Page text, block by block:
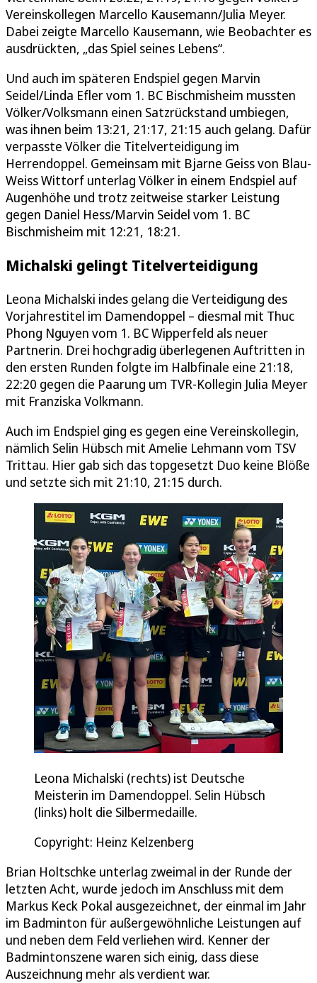
Vereinskollegen Marcello Kausemann/Julia Meyer.
Dabei zeigte Marcello Kausemann, wie Beobachter es
ausdrückten, „das Spiel seines Lebens“.
Und auch im späteren Endspiel gegen Marvin
Seidel/Linda Efler vom 1. BC Bischmisheim mussten
Völker/Volksmann einen Satzrückstand umbiegen,
was ihnen beim 13:21, 21:17, 21:15 auch gelang. Dafür
verpasste Völker die Titelverteidigung im
Herrendoppel. Gemeinsam mit Bjarne Geiss von Blau-
Weiss Wittorf unterlag Völker in einem Endspiel auf
Augenhöhe und trotz zeitweise starker Leistung
gegen Daniel Hess/Marvin Seidel vom 1. BC
Bischmisheim mit 12:21, 18:21.
Michalski gelingt Titelverteidigung
Leona Michalski indes gelang die Verteidigung des
Vorjahrestitel im Damendoppel – diesmal mit Thuc
Phong Nguyen vom 1. BC Wipperfeld als neuer
Partnerin. Drei hochgradig überlegenen Auftritten in
den ersten Runden folgte im Halbfinale eine 21:18,
22:20 gegen die Paarung um TVR-Kollegin Julia Meyer
mit Franziska Volkmann.
Auch im Endspiel ging es gegen eine Vereinskollegin,
nämlich Selin Hübsch mit Amelie Lehmann vom TSV
Trittau. Hier gab sich das topgesetzt Duo keine Blöße
und setzte sich mit 21:10, 21:15 durch.
Leona Michalski (rechts) ist Deutsche
Meisterin im Damendoppel. Selin Hübsch
(links) holt die Silbermedaille.
Copyright: Heinz Kelzenberg
Brian Holtschke unterlag zweimal in der Runde der
letzten Acht, wurde jedoch im Anschluss mit dem
Markus Keck Pokal ausgezeichnet, der einmal im Jahr
im Badminton für außergewöhnliche Leistungen auf
und neben dem Feld verliehen wird. Kenner der
Badmintonszene waren sich einig, dass diese
Auszeichnung mehr als verdient war.